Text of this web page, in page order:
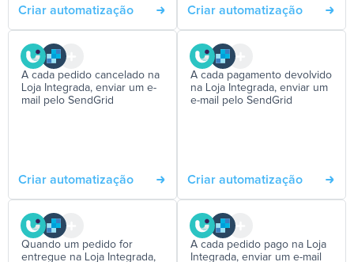
Criar automatização Criar automatização
A cada pedido cancelado na
Loja Integrada, enviar um e-
mail pelo SendGrid
Criar automatização
A cada pagamento devolvido
na Loja Integrada, enviar um
e-mail pelo SendGrid
Criar automatização
Quando um pedido for
entregue na Loja Integrada,
A cada pedido pago na Loja
Integrada, enviar um e-mail